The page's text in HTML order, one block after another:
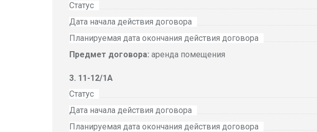
Статус
Дата начала действия договора
Планируемая дата окончания действия договора
Предмет договора: аренда помещения
11-12/1А
Статус
Дата начала действия договора
Планируемая дата окончания действия договора